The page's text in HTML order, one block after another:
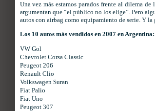
Una vez más estamos parados frente al dilema
argumentan que “el público no los elige”. Pero
autos con airbag como equipamiento de serie. Y
Los 10 autos más vendidos en 2007 en Argentina:
VW Gol
Chevrolet Corsa Classic
Peugeot 206
Renault Clio
Volkswagen Suran
Fiat Palio
Fiat Uno
Peugeot 307